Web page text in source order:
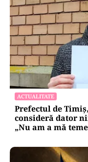
ACTUALITATE
Prefectul de
consideră dator
„Nu am a mă